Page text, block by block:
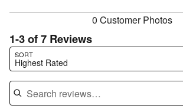
0 Customer Photos
1-3 of 7 Reviews
SORT
Highest Rated
Search reviews…